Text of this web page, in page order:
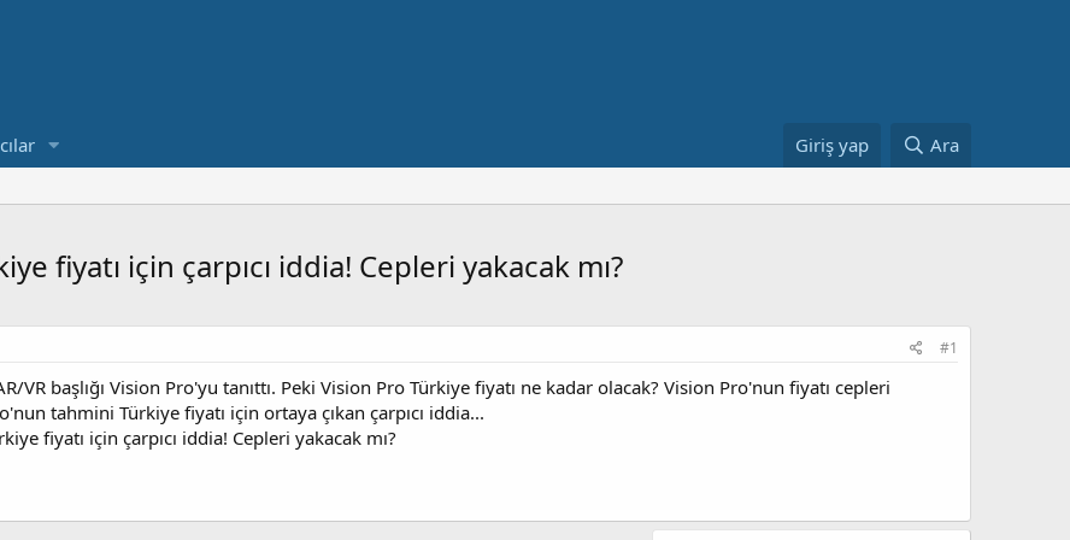
Giriş yap Ara
fiyatı için çarpıcı iddia! Cepleri yakacak mı?
#1
VR başlığı Vision Pro'yu tanıttı. Peki Vision Pro Türkiye fiyatı ne kadar olacak? Vision Pro'nun fiyatı cepleri
tahmini Türkiye fiyatı için ortaya çıkan çarpıcı iddia...
fiyatı için çarpıcı iddia! Cepleri yakacak mı?